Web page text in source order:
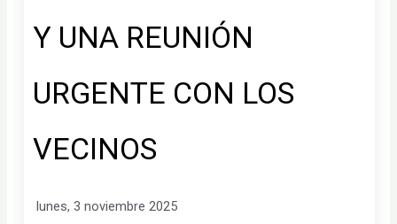
Y UNA REUNIÓN
URGENTE CON LOS
VECINOS
lunes, 3 noviembre 2025